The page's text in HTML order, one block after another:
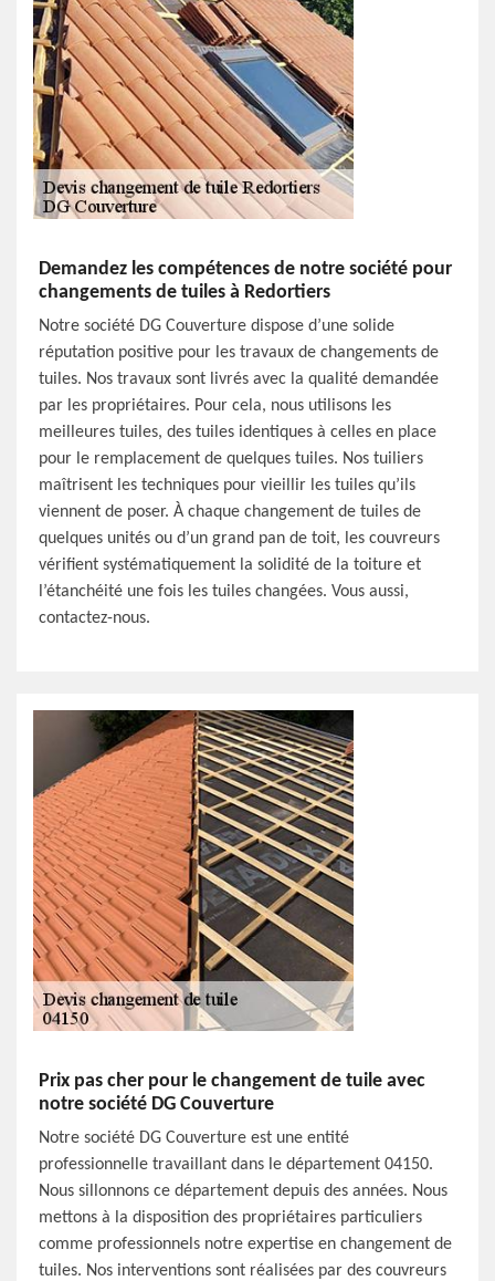
Demandez les compétences de notre société pour
changements de tuiles à Redortiers
Notre société DG Couverture dispose d’une solide
réputation positive pour les travaux de changements de
tuiles. Nos travaux sont livrés avec la qualité demandée
par les propriétaires. Pour cela, nous utilisons les
meilleures tuiles, des tuiles identiques à celles en place
pour le remplacement de quelques tuiles. Nos tuiliers
maîtrisent les techniques pour vieillir les tuiles qu’ils
viennent de poser. À chaque changement de tuiles de
quelques unités ou d’un grand pan de toit, les couvreurs
vérifient systématiquement la solidité de la toiture et
l’étanchéité une fois les tuiles changées. Vous aussi,
contactez-nous.
Prix pas cher pour le changement de tuile avec
notre société DG Couverture
Notre société DG Couverture est une entité
professionnelle travaillant dans le département 04150.
Nous sillonnons ce département depuis des années. Nous
mettons à la disposition des propriétaires particuliers
comme professionnels notre expertise en changement de
tuiles. Nos interventions sont réalisées par des couvreurs